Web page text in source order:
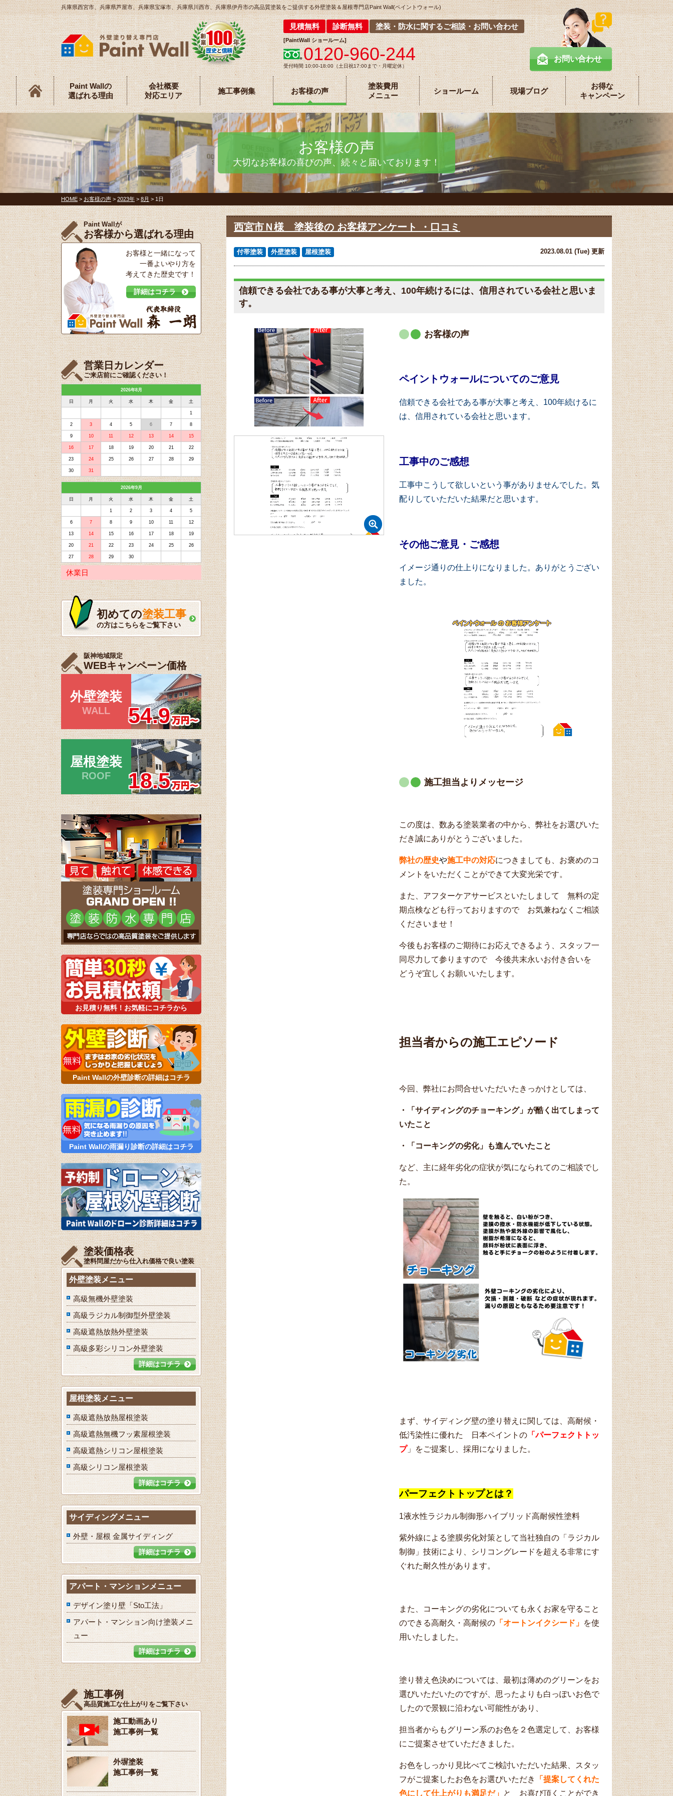
兵庫県西宮市、兵庫県芦屋市、兵庫県宝塚市、兵庫県川西市、兵庫県伊丹市の高品質塗装をご提供する外壁塗装＆屋根専門店Paint Wall(ペイントウォール)
見積無料 診断無料 塗装・防水に関するご相談・お問い合わせ
[PaintWallショールーム]
0120-960-244
受付時間 10:00-18:00（土日祝17:00まで・月曜定休）
お問い合わせ
Paint Wallの
選ばれる理由
会社概要
対応エリア
施工事例集 お客様の声
塗装費用
メニュー
ショールーム 現場ブログ
お得な
キャンペーン
お客様の声
大切なお客様の喜びの声、続々と届いております！
HOME > お客様の声 > 2023年 > 8月 > 1日
西宮市Ｎ様 塗装後の お客様アンケート ・口コミ
付帯塗装 外壁塗装 屋根塗装 2023.08.01 (Tue) 更新
信頼できる会社である事が大事と考え、100年続けるには、信用されている会社と思いま
す。
お客様の声
ペイントウォールについてのご意見
信頼できる会社である事が大事と考え、100年続けるに
は、信用されている会社と思います。
工事中のご感想
工事中こうして欲しいという事がありませんでした。気
配りしていただいた結果だと思います。
その他ご意見・ご感想
イメージ通りの仕上りになりました。ありがとうござい
ました。
施工担当よりメッセージ
この度は、数ある塗装業者の中から、弊社をお選びいた
だき誠にありがとうございました。
弊社の歴史や施工中の対応につきましても、お褒めのコ
メントをいただくことができて大変光栄です。
また、アフターケアサービスといたしまして 無料の定
期点検なども行っておりますので お気兼ねなくご相談
くださいませ！
今後もお客様のご期待にお応えできるよう、スタッフ一
同尽力して参りますので 今後共末永いお付き合いを
どうぞ宜しくお願いいたします。
担当者からの施工エピソード
今回、弊社にお問合せいただいたきっかけとしては、
・「サイディングのチョーキング」が酷く出てしまって
いたこと
・「コーキングの劣化」も進んでいたこと
など、主に経年劣化の症状が気になられてのご相談でし
た。
まず、サイディング壁の塗り替えに関しては、高耐候・
低汚染性に優れた 日本ペイントの 「パーフェクトトッ
プ」をご提案し、採用になりました。
パーフェクトトップとは？
1液水性ラジカル制御形ハイブリッド高耐候性塗料
紫外線による塗膜劣化対策として当社独自の「ラジカル
制御」技術により、シリコングレードを超える非常にす
ぐれた耐久性があります。
また、コーキングの劣化についても永くお家を守ること
のできる高耐久・高耐候の 「オートンイクシード」 を使
用いたしました。
塗り替え色決めについては、最初は薄めのグリーンをお
選びいただいたのですが、思ったよりも白っぽいお色で
したので景観に沿わない可能性があり、
担当者からもグリーン系のお色を２色選定して、お客様
にご提案させていただきました。
お色をしっかり見比べてご検討いただいた結果、スタッ
フがご提案したお色をお選びいただき
「提案してくれた
色にして仕上がりも満足だ」 と お喜び頂くことができ
Paint Wallが
お客様から選ばれる理由
お客様と一緒になって
一番よいやり方を
考えてきた歴史です！
詳細はコチラ
営業日カレンダー
ご来店前にご確認ください！
2026年8月
日 月 火 水 木 金 土
1
2 3 4 5 6 7 8
9 10 11 12 13 14 15
16 17 18 19 20 21 22
23 24 25 26 27 28 29
30 31
2026年9月
日 月 火 水 木 金 土
1 2 3 4 5
6 7 8 9 10 11 12
13 14 15 16 17 18 19
20 21 22 23 24 25 26
27 28 29 30
休業日
初めての塗装工事
の方はこちらをご覧下さい
阪神地域限定
WEBキャンペーン価格
外壁塗装
WALL 54.9
屋根塗装
ROOF 18.5
お見積り無料！お気軽にコチラから
Paint Wallの外壁診断の詳細はコチラ
Paint Wallの雨漏り診断の詳細はコチラ
塗装価格表
塗料問屋だから仕入れ価格で良い塗装
外壁塗装メニュー
高級無機外壁塗装
高級ラジカル制御型外壁塗装
高級遮熱放熱外壁塗装
高級多彩シリコン外壁塗装
詳細はコチラ
屋根塗装メニュー
高級遮熱放熱屋根塗装
高級遮熱無機フッ素屋根塗装
高級遮熱シリコン屋根塗装
高級シリコン屋根塗装
詳細はコチラ
サイディングメニュー
外壁・屋根 金属サイディング
詳細はコチラ
アパート・マンションメニュー
デザイン塗り壁「Sto工法」
アパート・マンション向け塗装メニ
ュー
詳細はコチラ
施工事例
高品質施工な仕上がりをご覧下さい
施工動画あり
施工事例一覧
外塀塗装
施工事例一覧